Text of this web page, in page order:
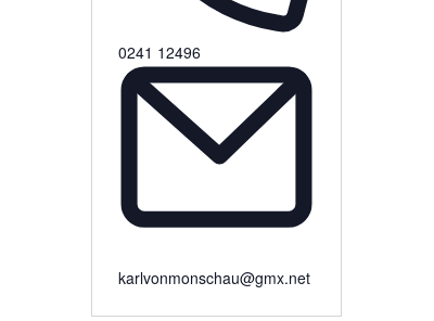
0241 12496
karlvonmonschau@gmx.net